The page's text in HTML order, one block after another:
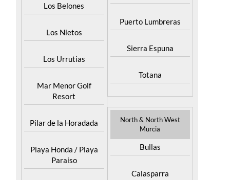
Los Belones
Los Nietos
Los Urrutias
Mar Menor Golf
Resort
Pilar de la Horadada
Playa Honda / Playa
Paraiso
Puerto Lumbreras
Sierra Espuna
Totana
North & North West
Murcia
Bullas
Calasparra